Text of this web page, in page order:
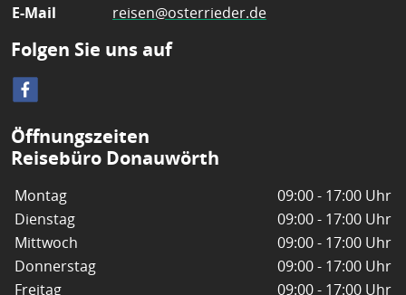
E-Mail
reisen@osterrieder.de
Folgen Sie uns auf
Öffnungszeiten
Reisebüro Donauwörth
Montag
09:00 - 17:00 Uhr
Dienstag
09:00 - 17:00 Uhr
Mittwoch
09:00 - 17:00 Uhr
Donnerstag
09:00 - 17:00 Uhr
Freitag
09:00 - 17:00 Uhr